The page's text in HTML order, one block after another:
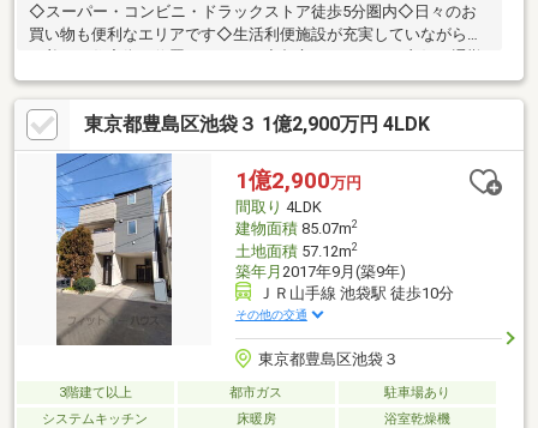
◇スーパー・コンビニ・ドラックストア徒歩5分圏内◇日々のお
買い物も便利なエリアです◇生活利便施設が充実していながら落
ち着いた住宅街に位置しています◇都心へのアクセス良好で通勤
通学にも便利なエリアです
東京都豊島区池袋３ 1億2,900万円 4LDK
1億2,900万円
間取り 4LDK
建物面積85.07m2
土地面積57.12m2
築年月 2017年9月(築9年)
ＪＲ山手線 池袋駅 徒歩10分
その他の交通
東京都豊島区池袋３
3階建て以上 都市ガス
駐車場あり
システムキッチン
床暖房 浴室乾燥機